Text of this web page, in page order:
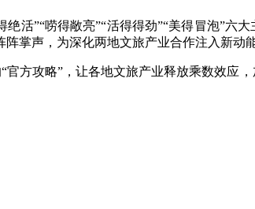
”“唠得敞亮”“活得得劲”“美得冒泡”六
掌声，为深化两地文旅产业合作注入新动能
攻略”，让各地文旅产业释放乘数效应